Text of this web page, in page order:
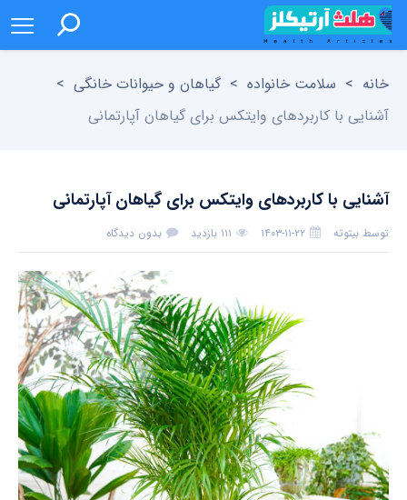
خانه > سلامت خانواده > گیاهان و حیوانات خانگی >
آشنایی با کاربردهای وایتکس برای گیاهان آپارتمانی
آشنایی با کاربردهای وایتکس برای گیاهان آپارتمانی
توسط بیتوته ۱۴۰۳-۱۱-۲۲ ۱۱۱ بازدید بدون دیدگاه